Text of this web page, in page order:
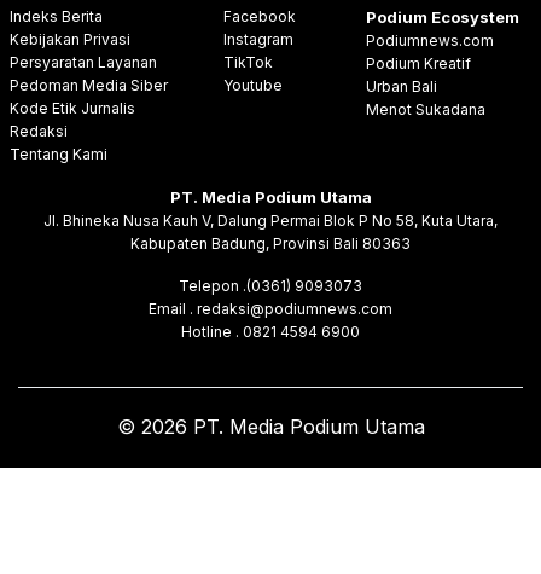
Indeks Berita
Kebijakan Privasi
Persyaratan Layanan
Pedoman Media Siber
Kode Etik Jurnalis
Redaksi
Tentang Kami
Facebook
Instagram
TikTok
Youtube
Podium Ecosystem
Podiumnews.com
Podium Kreatif
Urban Bali
Menot Sukadana
PT. Media Podium Utama
Jl. Bhineka Nusa Kauh V, Dalung Permai Blok P No 58, Kuta Utara,
Kabupaten Badung, Provinsi Bali 80363
Telepon .(0361) 9093073
Email . redaksi@podiumnews.com
Hotline . 0821 4594 6900
© 2026 PT. Media Podium Utama